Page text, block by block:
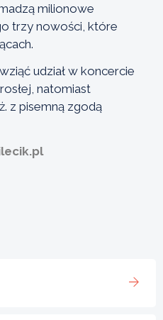
milionowe
trzy nowości, które
udział w koncercie
natomiast
z pisemną zgodą